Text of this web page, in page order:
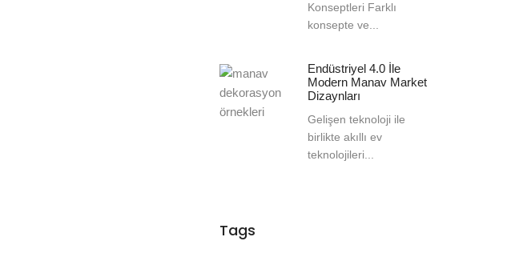
Konseptleri Farklı
konsepte ve...
Endüstriyel 4.0 İle
Modern Manav Market
Dizaynları
Gelişen teknoloji ile
birlikte akıllı ev
teknolojileri...
Tags